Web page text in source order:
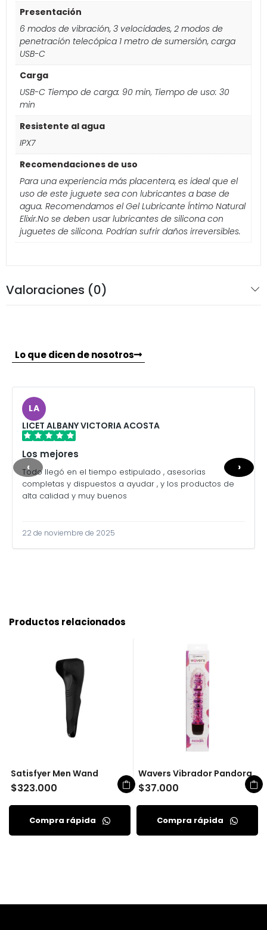
Presentación
6 modos de vibración, 3 velocidades, 2 modos de
penetración telecópica 1 metro de sumersión, carga
USB-C
Carga
USB-C Tiempo de carga: 90 min, Tiempo de uso: 30
min
Resistente al agua
IPX7
Recomendaciones de uso
Para una experiencia más placentera, es ideal que el
uso de este juguete sea con lubricantes a base de
agua. Recomendamos el Gel Lubricante Íntimo Natural
Elixir.No se deben usar lubricantes de silicona con
juguetes de silicona. Podrían sufrir daños irreversibles.
Valoraciones (0)
Lo que dicen de nosotros
LA
LICET ALBANY VICTORIA ACOSTA
Los mejores
Todo llegó en el tiempo estipulado , asesorías
completas y dispuestos a ayudar , y los productos de
alta calidad y muy buenos
22 de noviembre de 2025
‹ ›
Productos relacionados
Satisfyer Men Wand
$323.000
Compra rápida
Wavers Vibrador Pandora
$37.000
Compra rápida